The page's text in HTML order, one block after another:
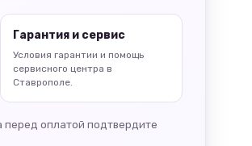
Гарантия и сервис
Условия гарантии и помощь
сервисного центра в
Ставрополе.
перед оплатой подтвердите